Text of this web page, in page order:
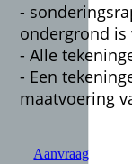
-
ondergrond is
- Alle
- Een
maatvoering
Aanvraag